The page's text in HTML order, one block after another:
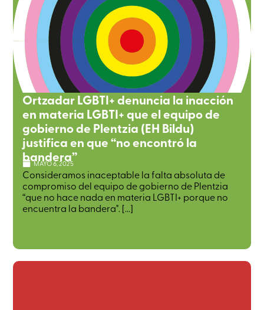
Ortzadar LGBTI+ denuncia la inacción
en materia LGBTI+ que el equipo de
gobierno de Plentzia (EH Bildu)
justifica en que “no encontró la
bandera”
MAYO 6, 2025
Consideramos inaceptable la falta absoluta de
compromiso del equipo de gobierno de Plentzia
“que no hace nada en materia LGBTI+ porque no
encuentra la bandera". [...]